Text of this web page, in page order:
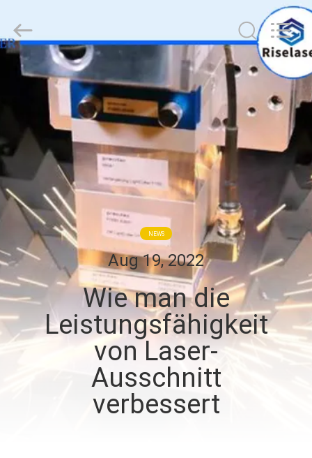
HEIM
PRODUKTE
VR-
SHOW
ÜBER
UNS
FABRIK-
TOUR
QUALITÄTSKONTROLLE
KONTAKTIERE
All
Rights
Reserved.
NEWS
Aug 19, 2022
Wie man die
Leistungsfähigkeit
von Laser-
Ausschnitt
verbessert